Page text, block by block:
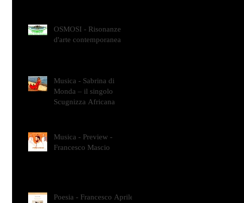
OSMOSI - Risonanze
d'arte contemporanea
Musica - Sabrina di
Monda – il singolo
Scugnizza Africana
Musica - Preview -
Francesco Mascio
Poesia - Francesco Aprile -